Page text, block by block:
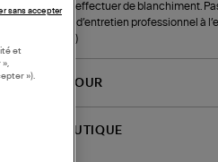
Ne pas effectuer de blanchiment.
à sec. Pas d’entretien professionnel à
ET RETOUR
BOUTIQUE
et
»,
»).
sans accepter